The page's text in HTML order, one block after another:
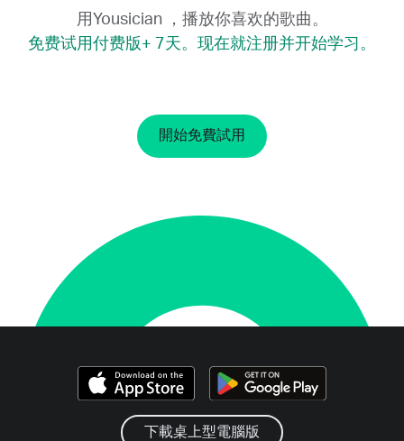
用Yousician ，播放你喜欢的歌曲。
免费试用付费版+ 7天。现在就注册并开始学习。
開始免費試用
下載桌上型電腦版